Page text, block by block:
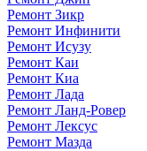
Ремонт Зикр
Ремонт Инфинити
Ремонт Исузу
Ремонт Каи
Ремонт Киа
Ремонт Лада
Ремонт Ланд-Ровер
Ремонт Лексус
Ремонт Мазда